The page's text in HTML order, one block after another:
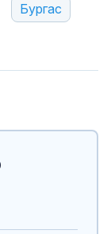
Бургас